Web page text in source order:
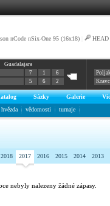
nCode nSix-One 95 (16x18) HEAD
Guadalajara
7 1
6
5 6 2
Sázky Galerie
vědomosti turnaje
2018 2017 2016 2015 2014 2013
nebyly nalezeny žádné zápasy.